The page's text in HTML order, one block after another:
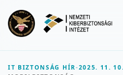
IT BIZTONSÁG HÍR-2025. 11. 10.